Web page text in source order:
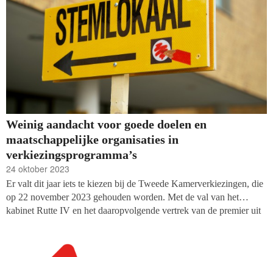
Weinig aandacht voor goede doelen en
maatschappelijke organisaties in
verkiezingsprogramma’s
24 oktober 2023
Er valt dit jaar iets te kiezen bij de Tweede Kamerverkiezingen, die
op 22 november 2023 gehouden worden. Met de val van het
kabinet Rutte IV en het daaropvolgende vertrek van de premier uit
landschap is opgeschud door de entree van een paar nieuwe